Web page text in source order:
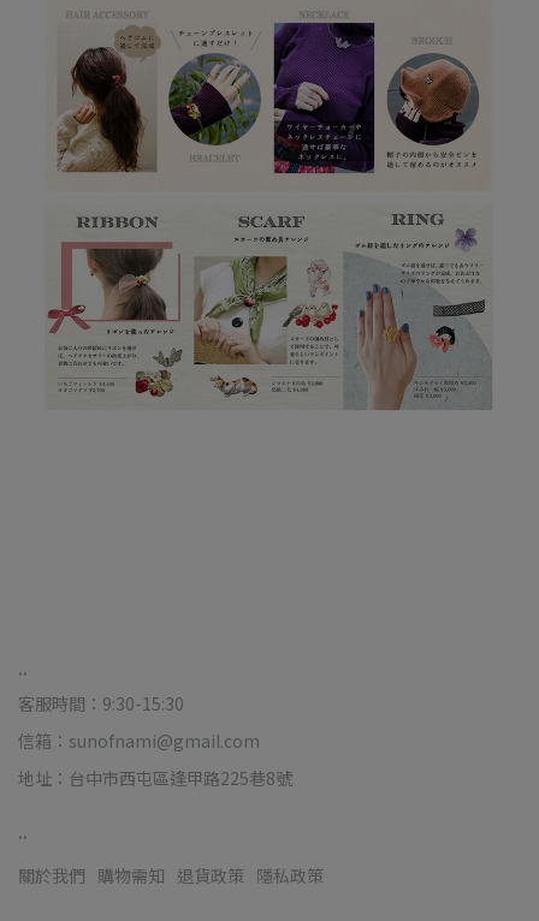
..
客服時間：9:30-15:30
信箱：sunofnami@gmail.com
地址：台中市西屯區逢甲路225巷8號
..
關於我們 購物需知 退貨政策 隱私政策